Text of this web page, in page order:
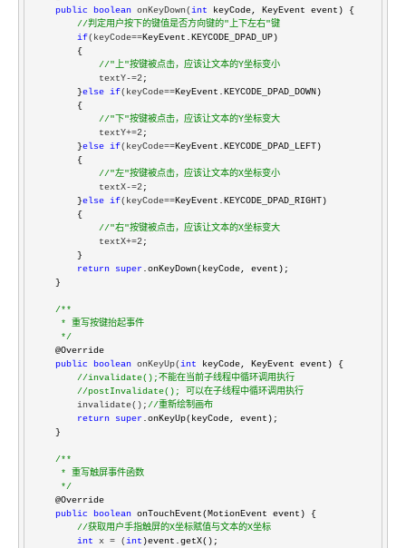
public
boolean onKeyDown(int keyCode, KeyEvent event) {
//判定用户按下的键值是否方向键的"上下左右"键
if(keyCode==KeyEvent.KEYCODE_DPAD_UP)
//"上"按键被点击，应该让文本的Y坐标变小
            textY-=2
;
        }
else if(keyCode==KeyEvent.KEYCODE_DPAD_DOWN)
//"下"按键被点击，应该让文本的Y坐标变大
            textY+=2
;
        }
else if(keyCode==KeyEvent.KEYCODE_DPAD_LEFT)
//"左"按键被点击，应该让文本的X坐标变小
            textX-=2
;
        }
else if(keyCode==KeyEvent.KEYCODE_DPAD_RIGHT)
//"右"按键被点击，应该让文本的X坐标变大
            textX+=2
;
return
super .onKeyDown(keyCode, event);
/**
*/
public
boolean onKeyUp(int keyCode, KeyEvent event) {
//invalidate();不能在当前子线程中循环调用执行
//postInvalidate(); 可以在子线程中循环调用执行
        invalidate();
//重新绘制画布
return
super .onKeyUp(keyCode, event);
/**
*/
public
boolean onTouchEvent(MotionEvent event) {
//获取用户手指触屏的X坐标赋值与文本的X坐标
int x = (int )event.getX();